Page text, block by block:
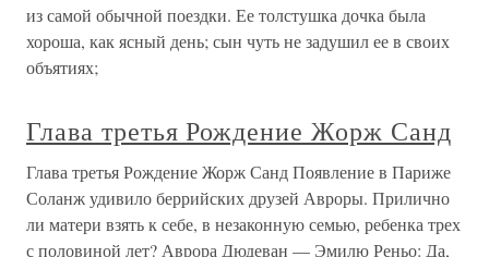
из самой обычной поездки. Ее толстушка дочка была
хороша, как ясный день; сын чуть не задушил ее в своих
объятиях;
Глава третья Рождение Жорж Санд
Глава третья Рождение Жорж Санд Появление в Париже
Соланж удивило беррийских друзей Авроры. Прилично
ли матери взять к себе, в незаконную семью, ребенка трех
с половиной лет? Аврора Дюдеван — Эмилю Реньо: Да,